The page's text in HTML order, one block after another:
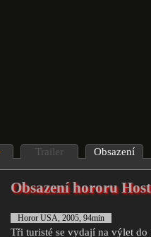
Trailer Obsazení
Obsazení hororu
Horor USA, 2005, 94min
Tři turisté se vydají na výlet do